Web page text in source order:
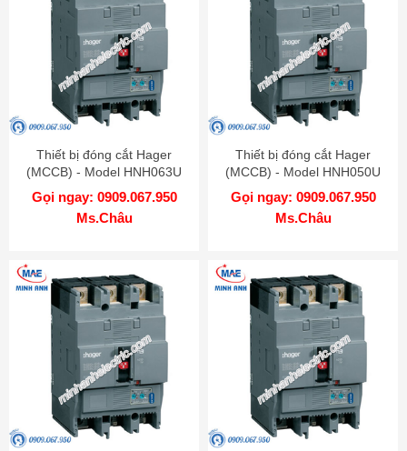
Thiết bị đóng cắt Hager
(MCCB) - Model HNH063U
Gọi ngay: 0909.067.950
Ms.Châu
Thiết bị đóng cắt Hager
(MCCB) - Model HNH050U
Gọi ngay: 0909.067.950
Ms.Châu